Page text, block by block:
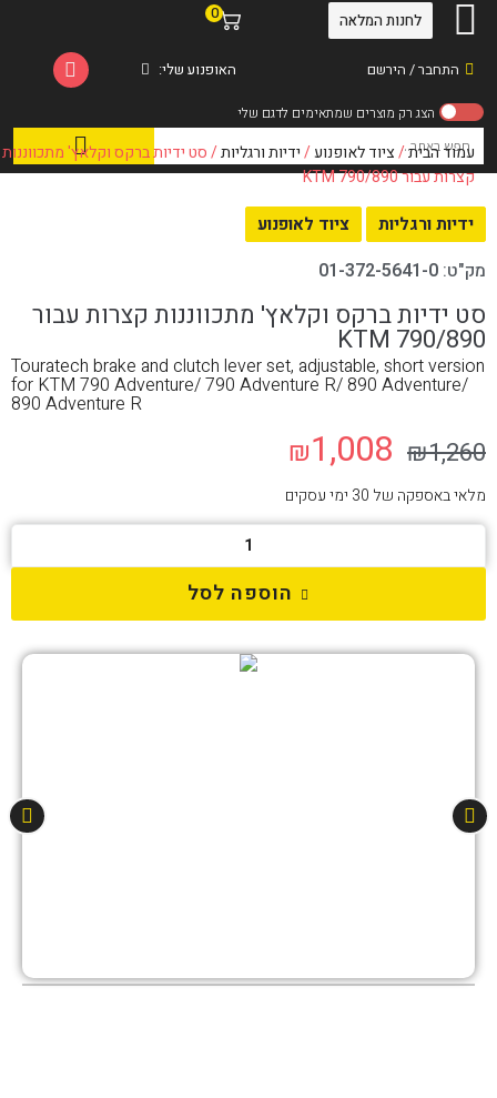
התחבר / הירשם
0
האופנוע שלי:
לחנות המלאה
עמוד הבית/ציוד לאופנוע/ידיות ורגליות/ סט ידיות ברקס וקלאץ' מתכווננות
קצרות עבור KTM 790/890
ידיות ורגליות ציוד לאופנוע
מק"ט: 01-372-5641-0
סט ידיות ברקס וקלאץ' מתכווננות קצרות עבור
KTM 790/890
Touratech brake and clutch lever set, adjustable, short version
for KTM 790 Adventure/ 790 Adventure R/ 890 Adventure/
890 Adventure R
₪1,260
₪1,008
מלאי באספקה של 30 ימי עסקים
הוספה לסל